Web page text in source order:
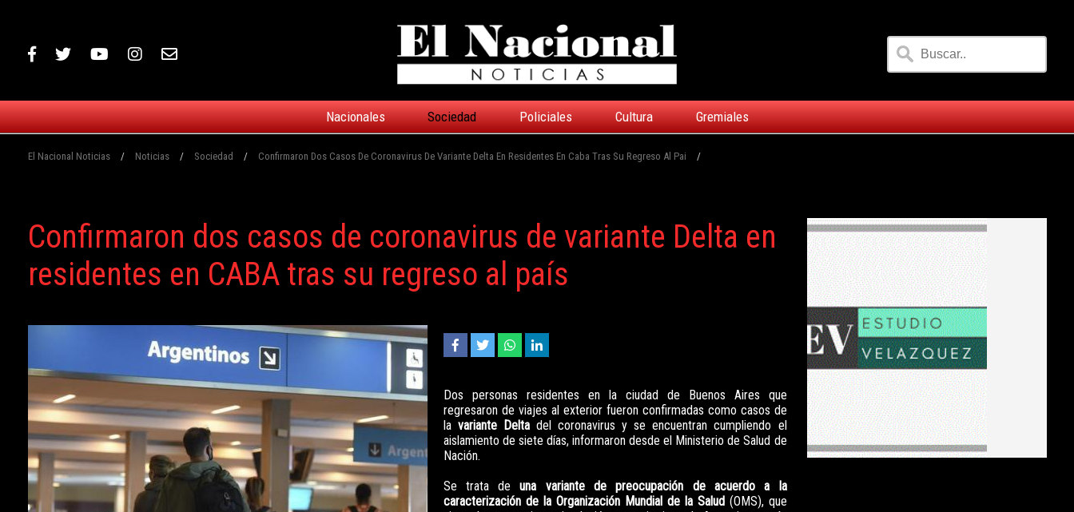
Nacionales Sociedad Policiales Cultura Gremiales
El Nacional Noticias / Noticias / Sociedad / Confirmaron Dos Casos De Coronavirus De Variante Delta En Residentes En Caba Tras Su Regreso Al Pai /
Confirmaron dos casos de coronavirus de variante Delta en
residentes en CABA tras su regreso al país
Dos personas residentes en la ciudad de Buenos Aires que
regresaron de viajes al exterior fueron confirmadas como casos de
la variante Deltadel coronavirus y se encuentran cumpliendo el
aislamiento de siete días, informaron desde el Ministerio de Salud de
Nación.
Se trata deuna variante de preocupación de acuerdo a la
caracterización de la Organización Mundial de la Salud(OMS), que